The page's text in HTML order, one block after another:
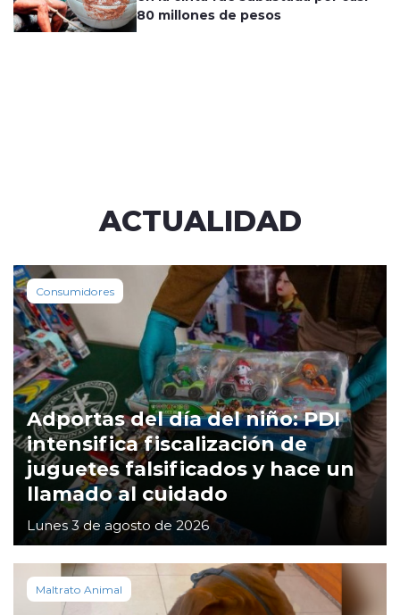
80 millones de pesos
ACTUALIDAD
Consumidores
Adportas del día del niño: PDI
intensifica fiscalización de
juguetes falsificados y hace un
llamado al cuidado
Lunes 3 de agosto de 2026
Maltrato Animal